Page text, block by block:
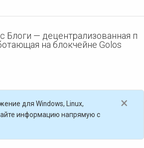
Блоги — децентрализованная п
на блокчейне Golos
×
для Windows, Linux,
информацию напрямую с